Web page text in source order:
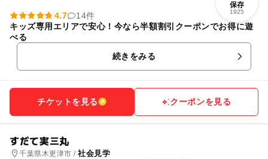
保存
1925
4.7
14件
キッズ専用エリアで安心！今なら半額割引クーポンでお得に遊
べる
続きをみる
チケットを見る クーポンを見る
すだて実三丸
千葉県木更津市 /社会見学